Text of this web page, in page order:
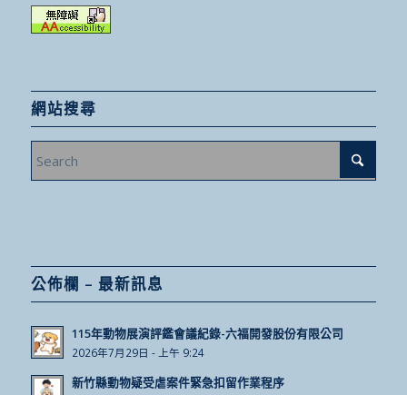
網站搜尋
公佈欄 – 最新訊息
115年動物展演評鑑會議紀錄-六福開發股份有限公司
2026年7月29日 - 上午 9:24
新竹縣動物疑受虐案件緊急扣留作業程序